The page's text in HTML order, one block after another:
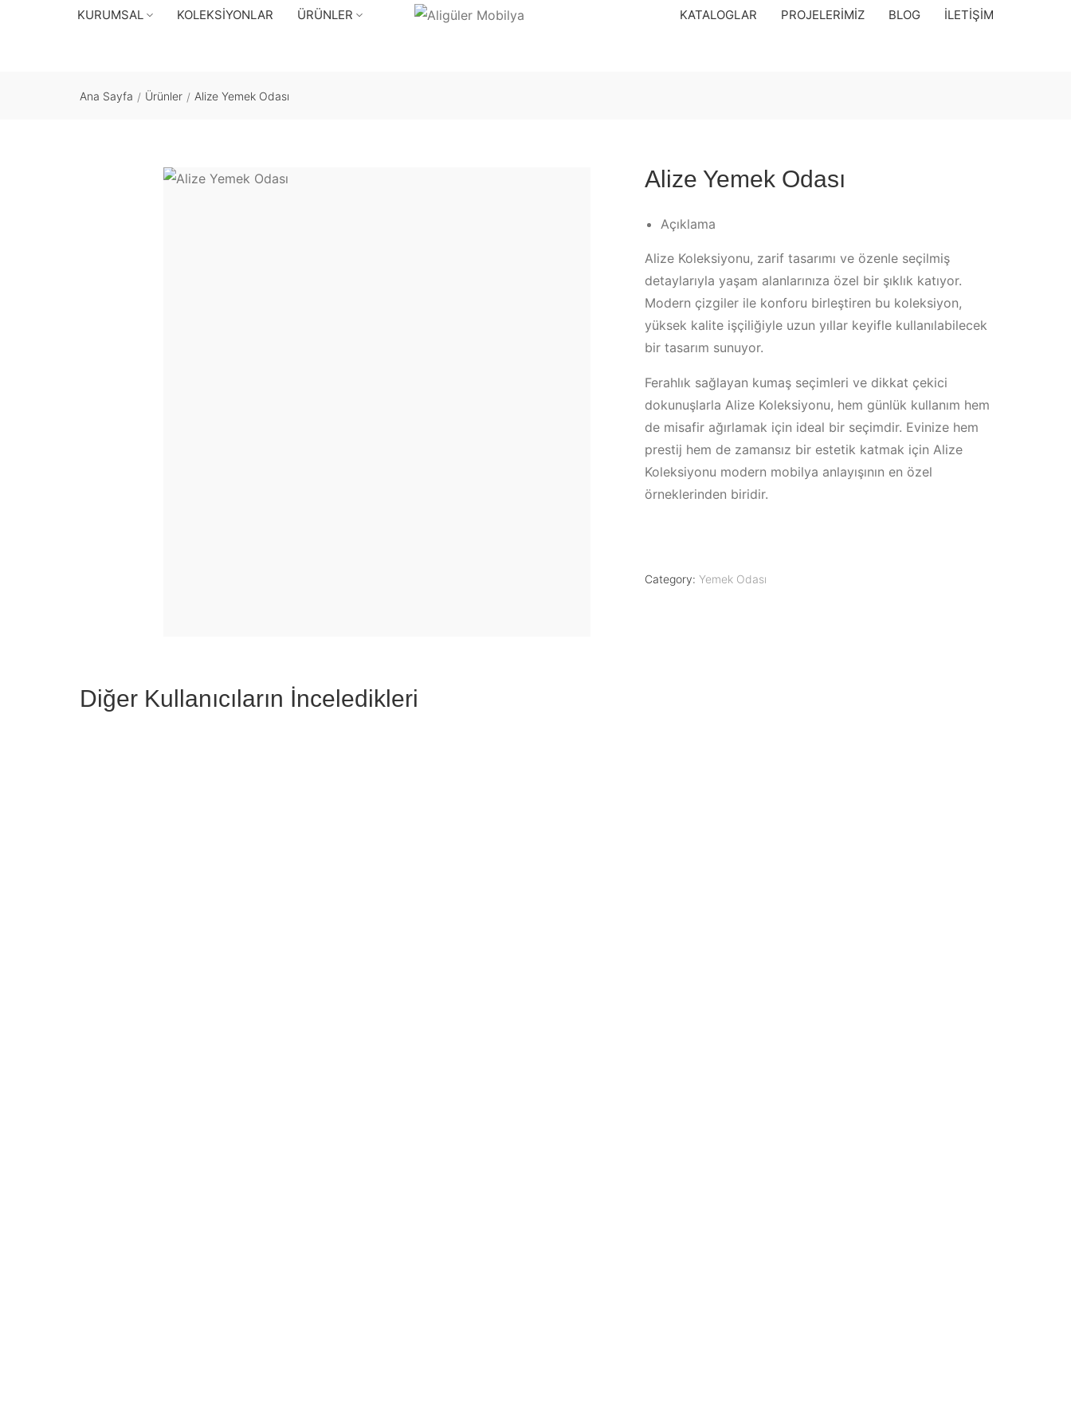
KURUMSAL KOLEKSIYONLAR ÜRÜNLER KATALOGLAR PROJELERIMIZ BLOG İLETIŞIM
Ana Sayfa / Ürünler / Alize Yemek Odası
Alize Yemek Odası
Açıklama
Alize Koleksiyonu, zarif tasarımı ve özenle seçilmiş
detaylarıyla yaşam alanlarınıza özel bir şıklık katıyor.
Modern çizgiler ile konforu birleştiren bu koleksiyon,
yüksek kalite işçiliğiyle uzun yıllar keyifle kullanılabilecek
bir tasarım sunuyor.
Ferahlık sağlayan kumaş seçimleri ve dikkat çekici
dokunuşlarla Alize Koleksiyonu, hem günlük kullanım hem
de misafir ağırlamak için ideal bir seçimdir. Evinize hem
prestij hem de zamansız bir estetik katmak için Alize
Koleksiyonu modern mobilya anlayışının en özel
örneklerinden biridir.
Category: Yemek Odası
Diğer Kullanıcıların İnceledikleri